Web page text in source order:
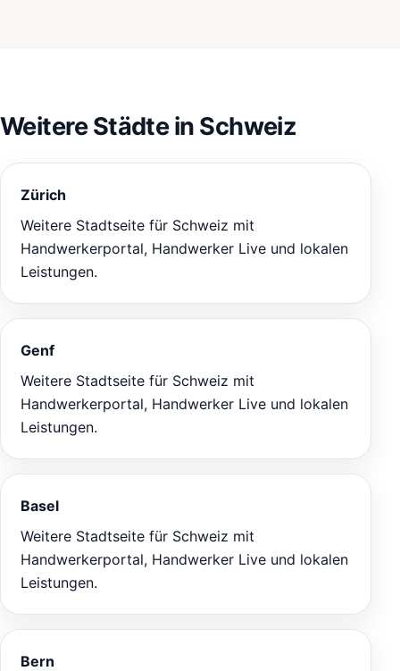
Weitere Städte in Schweiz
Zürich
Weitere Stadtseite für Schweiz mit
Handwerkerportal, Handwerker Live und lokalen
Leistungen.
Genf
Weitere Stadtseite für Schweiz mit
Handwerkerportal, Handwerker Live und lokalen
Leistungen.
Basel
Weitere Stadtseite für Schweiz mit
Handwerkerportal, Handwerker Live und lokalen
Leistungen.
Bern